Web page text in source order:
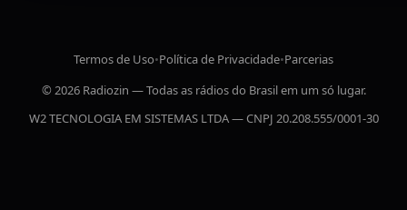
Termos de Uso•Política de Privacidade•Parcerias
© 2026 Radiozin — Todas as rádios do Brasil em um só lugar.
W2 TECNOLOGIA EM SISTEMAS LTDA — CNPJ 20.208.555/0001-30